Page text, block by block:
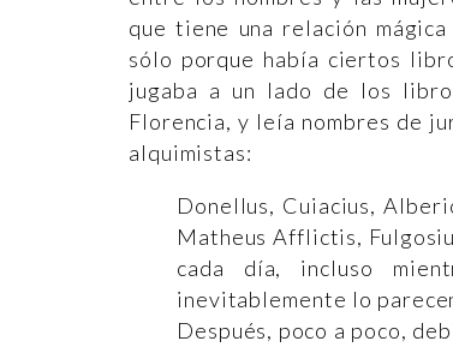
que tiene una relación
sólo porque había ciertos
jugaba a un lado de los
Florencia, y leía nombres de
alquimistas:
Donellus, Cuiacius,
Matheus Afflictis,
cada día, incluso
inevitablemente lo
Después, poco a poco,